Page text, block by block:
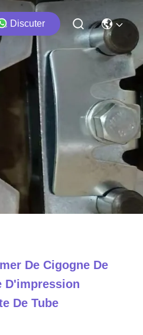
Discuter
De Cigogne De
D'impression
De Tube